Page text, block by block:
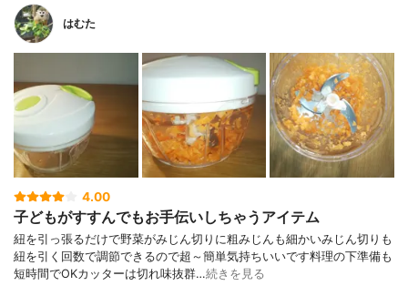
はむた
4.00
子どもがすすんでもお手伝いしちゃうアイテム
紐を引っ張るだけで野菜がみじん切りに粗みじんも細かいみじん切りも
紐を引く回数で調節できるので超～簡単気持ちいいです料理の下準備も
短時間でOKカッターは切れ味抜群…続きを見る